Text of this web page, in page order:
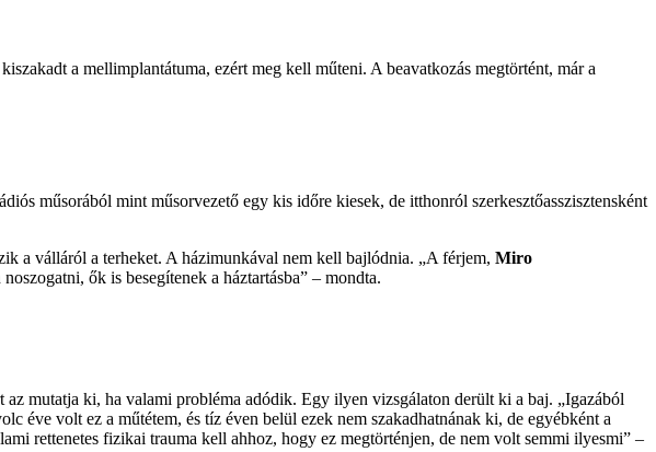
a mellimplantátuma, ezért meg kell műteni. A beavatkozás megtörtént, már a
műsorából mint műsorvezető egy kis időre kiesek, de itthonról szerkesztőasszisztensként
a válláról a terheket. A házimunkával nem kell bajlódnia. „A férjem, Miro
ők is besegítenek a háztartásba” – mondta.
mutatja ki, ha valami probléma adódik. Egy ilyen vizsgálaton derült ki a baj. „Igazából
éve volt ez a műtétem, és tíz éven belül ezek nem szakadhatnának ki, de egyébként a
rettenetes fizikai trauma kell ahhoz, hogy ez megtörténjen, de nem volt semmi ilyesmi” –